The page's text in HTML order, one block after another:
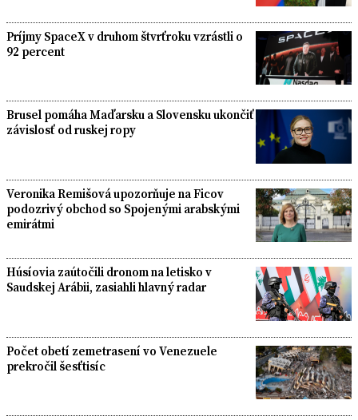
Príjmy SpaceX v druhom štvrťroku vzrástli o
92 percent
Brusel pomáha Maďarsku a Slovensku ukončiť
závislosť od ruskej ropy
Veronika Remišová upozorňuje na Ficov
podozrivý obchod so Spojenými arabskými
emirátmi
Húsíovia zaútočili dronom na letisko v
Saudskej Arábii, zasiahli hlavný radar
Počet obetí zemetrasení vo Venezuele
prekročil šesťtisíc